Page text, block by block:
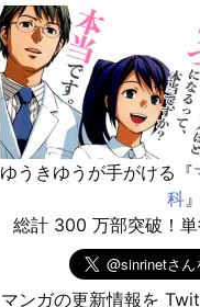
ゆうきゆうが手がける『
科』
総計 300 万部突破！単
マンガの更新情報を